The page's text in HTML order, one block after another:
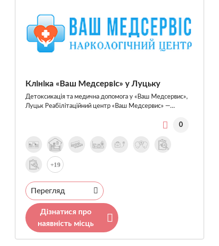
Клініка «Ваш Медсервіс» у Луцьку
Детоксикація та медична допомога у «Ваш Медсервис»,
Луцьк Реабілітаційний центр «Ваш Медсервис» —…
0
+19
Перегляд
Дізнатися про
наявність місць